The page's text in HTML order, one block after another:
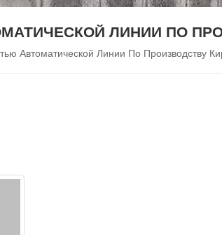
ЛИНИИ ПО
Автоматической Линии По Производству